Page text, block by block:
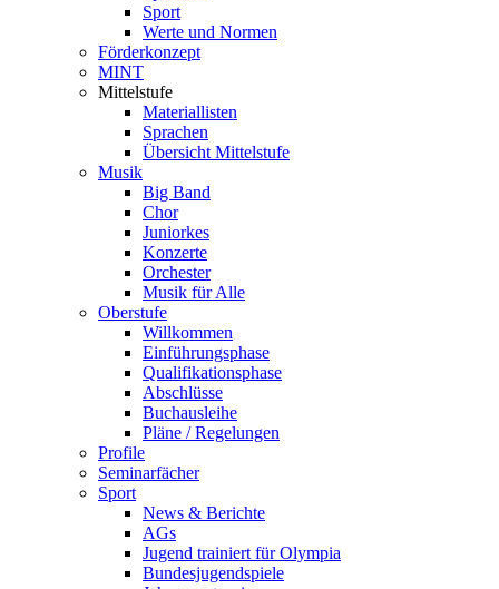
Sport
Werte und Normen
Förderkonzept
MINT
Mittelstufe
Materiallisten
Sprachen
Übersicht Mittelstufe
Musik
Big Band
Chor
Juniorkes
Konzerte
Orchester
Musik für Alle
Oberstufe
Willkommen
Einführungsphase
Qualifikationsphase
Abschlüsse
Buchausleihe
Pläne / Regelungen
Profile
Seminarfächer
Sport
News & Berichte
AGs
Jugend trainiert für Olympia
Bundesjugendspiele